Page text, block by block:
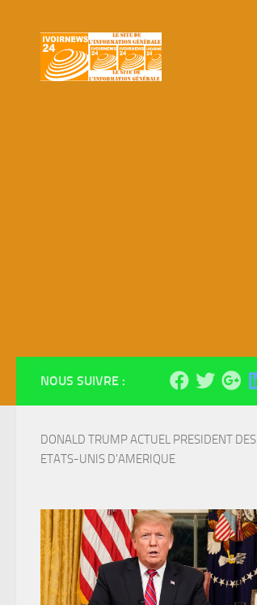
NOUS SUIVRE :
DONALD TRUMP ACTUEL PRESIDENT DES
ETATS-UNIS D'AMERIQUE